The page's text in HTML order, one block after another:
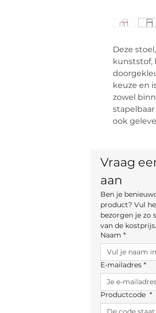
Deze
kunststof,
keuze en
zowel
ook
Vraag
aan
Ben je
product? Vul
bezorgen je zo
van de kostprijs.
Naam *
E-mailadres *
Productcode *